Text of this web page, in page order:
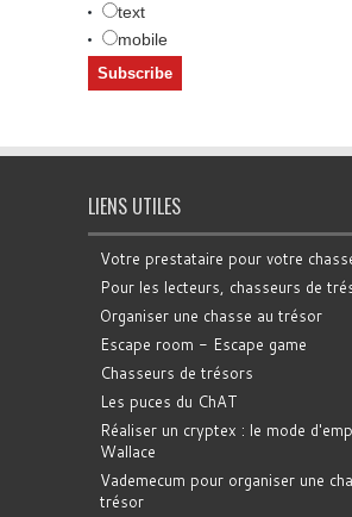
text
mobile
LIENS UTILES
Votre prestataire pour votre
Pour les lecteurs, chasseurs de
Organiser une chasse au trésor
Escape room - Escape game
Chasseurs de trésors
Les puces du ChAT
Réaliser un cryptex : le mode
Wallace
Vademecum pour organiser une
trésor